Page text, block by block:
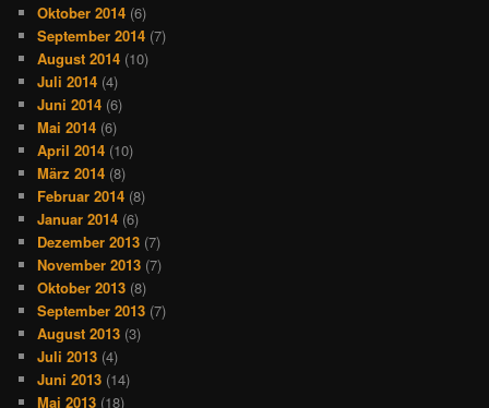
Oktober 2014 (6)
September 2014 (7)
August 2014 (10)
Juli 2014 (4)
Juni 2014 (6)
Mai 2014 (6)
April 2014 (10)
März 2014 (8)
Februar 2014 (8)
Januar 2014 (6)
Dezember 2013 (7)
November 2013 (7)
Oktober 2013 (8)
September 2013 (7)
August 2013 (3)
Juli 2013 (4)
Juni 2013 (14)
Mai 2013 (18)